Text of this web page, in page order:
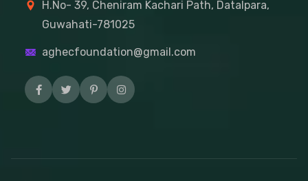
H.No- 39, Cheniram Kachari Path, Datalpara,
Guwahati-781025
aghecfoundation@gmail.com